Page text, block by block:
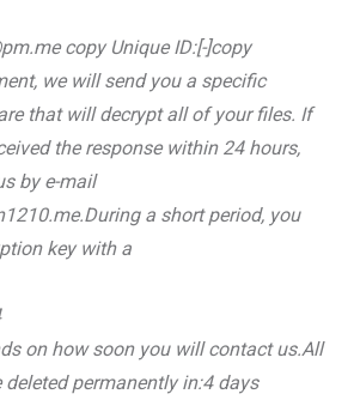
copy Unique ID:[-]copy
we will send you a specific
that will decrypt all of your files. If
the response within 24 hours,
by e-mail
a short period, you
key with a
on how soon you will contact us.All
deleted permanently in:4 days